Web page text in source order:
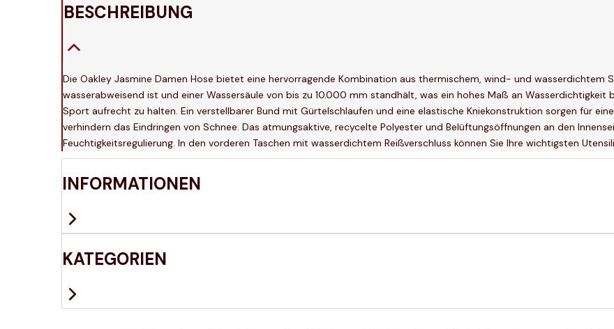
BESCHREIBUNG
Die Oakley Jasmine Damen Hose bietet eine hervorragende Kombination aus thermischem, wind- und wasserdichtem
wasserabweisend ist und einer Wassersäule von bis zu 10.000 mm standhält, was ein hohes Maß an
Sport aufrecht zu halten. Ein verstellbarer Bund mit Gürtelschlaufen und eine elastische Kniekonstruktion sorgen für
verhindern das Eindringen von Schnee. Das atmungsaktive, recycelte Polyester und Belüftungsöffnungen an den
Feuchtigkeitsregulierung. In den vorderen Taschen mit wasserdichtem Reißverschluss können Sie Ihre wichtigsten
INFORMATIONEN
KATEGORIEN